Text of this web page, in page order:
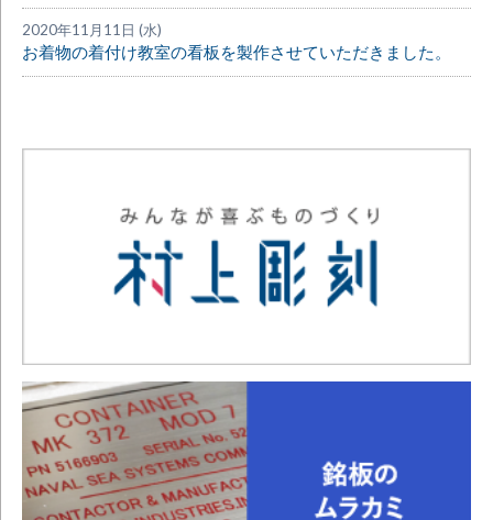
2020年11月11日 (水)
お着物の着付け教室の看板を製作させていただきました。